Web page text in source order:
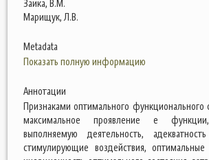
Заика, В.М.
Марищук, Л.В.
Metadata
Показать полную информацию
Аннотации
Признаками оптимального функционального
максимальное проявление е
выполняемую деятельность,
стимулирующие воздействия, оптимальные